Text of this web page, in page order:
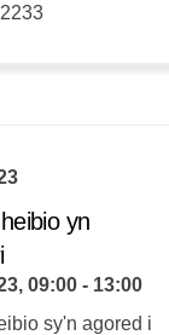
yn
09:00 - 13:00
sy'n agored i